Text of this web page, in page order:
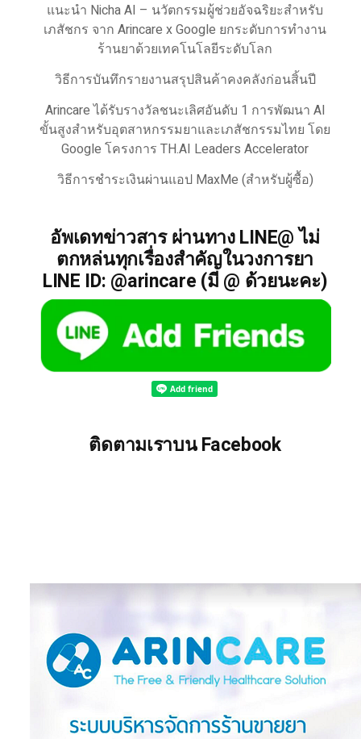
แนะนำ Nicha AI – นวัตกรรมผู้ช่วยอัจฉริยะสำหรับ
เภสัชกร จาก Arincare x Google ยกระดับการทำงาน
ร้านยาด้วยเทคโนโลยีระดับโลก
วิธีการบันทึกรายงานสรุปสินค้าคงคลังก่อนสิ้นปี
Arincare ได้รับรางวัลชนะเลิศอันดับ 1 การพัฒนา AI
ขั้นสูงสำหรับอุตสาหกรรมยาและเภสัชกรรมไทย โดย
Google โครงการ TH.AI Leaders Accelerator
วิธีการชำระเงินผ่านแอป MaxMe (สำหรับผู้ซื้อ)
อัพเดทข่าวสาร ผ่านทาง LINE@ ไม่
ตกหล่นทุกเรื่องสำคัญในวงการยา
LINE ID: @arincare (มี @ ด้วยนะคะ)
ติดตามเราบน Facebook